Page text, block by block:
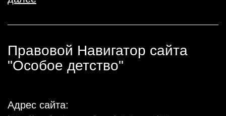
Правовой Навигатор сайта
"Особое детство"
Адрес сайта: